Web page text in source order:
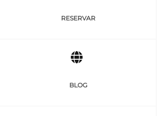
RESERVAR
BLOG